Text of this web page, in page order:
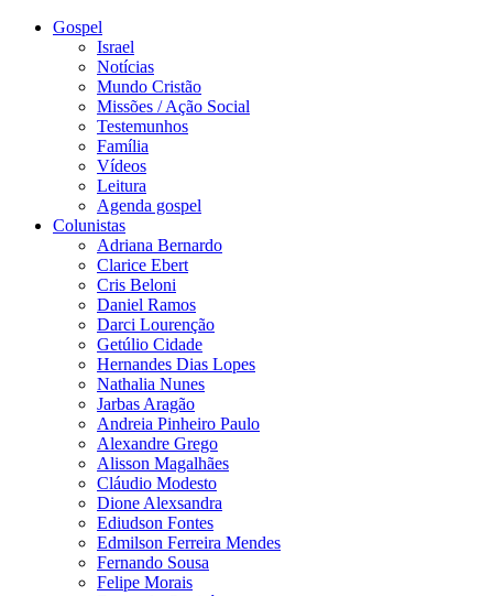
Gospel
Israel
Notícias
Mundo Cristão
Missões / Ação Social
Testemunhos
Família
Vídeos
Leitura
Agenda gospel
Colunistas
Adriana Bernardo
Clarice Ebert
Cris Beloni
Daniel Ramos
Darci Lourenção
Getúlio Cidade
Hernandes Dias Lopes
Nathalia Nunes
Jarbas Aragão
Andreia Pinheiro Paulo
Alexandre Grego
Alisson Magalhães
Cláudio Modesto
Dione Alexsandra
Ediudson Fontes
Edmilson Ferreira Mendes
Fernando Sousa
Felipe Morais